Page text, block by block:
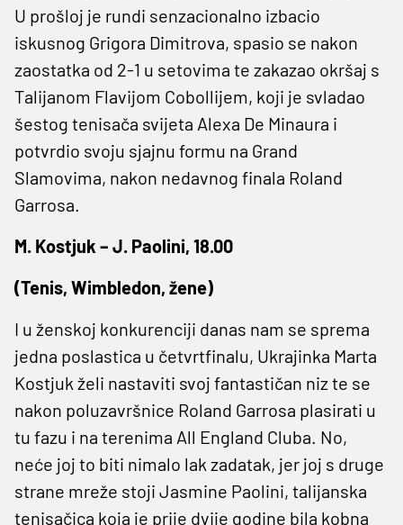
U prošloj je rundi senzacionalno izbacio
iskusnog Grigora Dimitrova, spasio se nakon
zaostatka od 2-1 u setovima te zakazao okršaj s
Talijanom Flavijom Cobollijem, koji je svladao
šestog tenisača svijeta Alexa De Minaura i
potvrdio svoju sjajnu formu na Grand
Slamovima, nakon nedavnog finala Roland
Garrosa.
M. Kostjuk – J. Paolini, 18.00
(Tenis, Wimbledon, žene)
I u ženskoj konkurenciji danas nam se sprema
jedna poslastica u četvrtfinalu, Ukrajinka Marta
Kostjuk želi nastaviti svoj fantastičan niz te se
nakon poluzavršnice Roland Garrosa plasirati u
tu fazu i na terenima All England Cluba. No,
neće joj to biti nimalo lak zadatak, jer joj s druge
strane mreže stoji Jasmine Paolini, talijanska
tenisačica koja je prije dvije godine bila kobna